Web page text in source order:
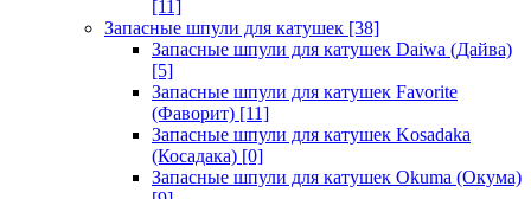
[11]
Запасные шпули для катушек [38]
Запасные шпули для катушек Daiwa (Дайва)
[5]
Запасные шпули для катушек Favorite
(Фаворит) [11]
Запасные шпули для катушек Kosadaka
(Косадака) [0]
Запасные шпули для катушек Okuma (Окума)